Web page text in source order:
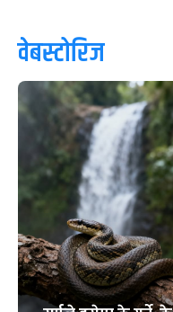
वेबस्टोरिज